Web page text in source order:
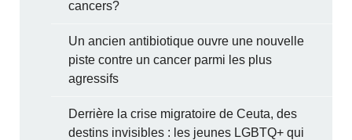
cancers?
Un ancien antibiotique ouvre une nouvelle
piste contre un cancer parmi les plus
agressifs
Derrière la crise migratoire de Ceuta, des
destins invisibles : les jeunes LGBTQ+ qui